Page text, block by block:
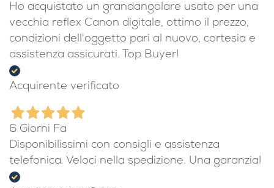
4 Giorni Fa
Ho acquistato un grandangolare usato per una
vecchia reflex Canon digitale, ottimo il prezzo,
condizioni dell'oggetto pari al nuovo, cortesia e
Acquirente verificato
6 Giorni Fa